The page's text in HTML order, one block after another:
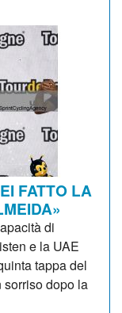
FATTO LA
di
e la UAE
tappa del
dopo la